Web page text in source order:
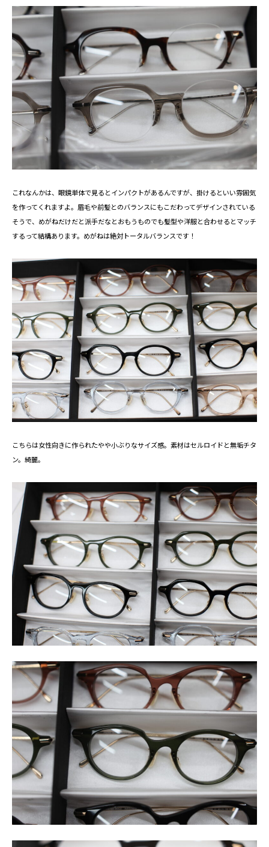
これなんかは、眼鏡単体で見るとインパクトがあるんですが、掛けるといい雰囲気
を作ってくれますよ。眉毛や前髪とのバランスにもこだわってデザインされている
そうで、めがねだけだと派手だなとおもうものでも髪型や洋服と合わせるとマッチ
するって結構あります。めがねは絶対トータルバランスです！
こちらは女性向きに作られたやや小ぶりなサイズ感。素材はセルロイドと無垢チタ
ン。綺麗。